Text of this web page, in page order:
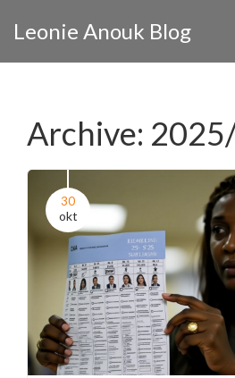
Leonie Anouk Blog
Archive:
30
okt